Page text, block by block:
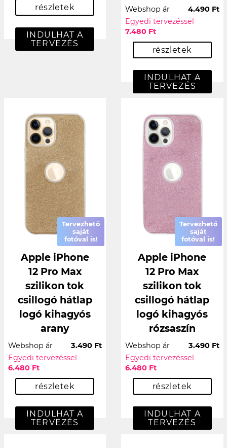
részletek
INDULHAT A
TERVEZÉS
Webshop ár
4.490 Ft
Egyedi tervezéssel
7.480 Ft
részletek
INDULHAT A
TERVEZÉS
Tervezhető
saját
fotóval is!
Apple iPhone
12 Pro Max
szilikon tok
csillogó hátlap
logó kihagyós
arany
Webshop ár
3.490 Ft
Egyedi tervezéssel
6.480 Ft
részletek
INDULHAT A
TERVEZÉS
Tervezhető
saját
fotóval is!
Apple iPhone
12 Pro Max
szilikon tok
csillogó hátlap
logó kihagyós
rózsaszín
Webshop ár
3.490 Ft
Egyedi tervezéssel
6.480 Ft
részletek
INDULHAT A
TERVEZÉS